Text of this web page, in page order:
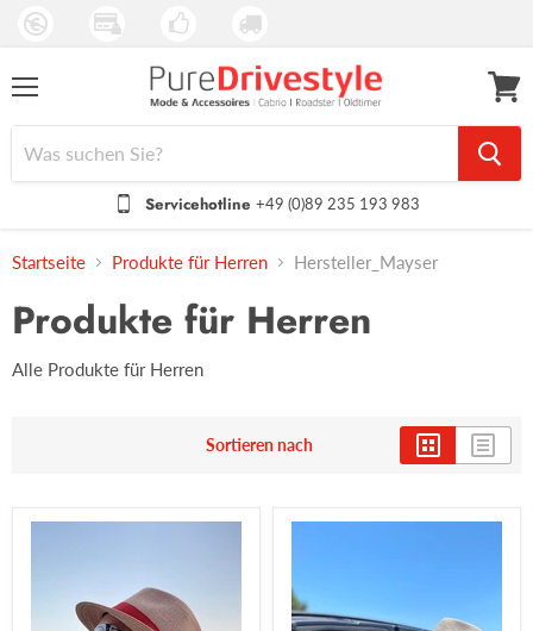
Servicehotline +49 (0)89 235 193 983
Startseite Produkte für Herren Hersteller_Mayser
Produkte für Herren
Alle Produkte für Herren
Sortieren nach